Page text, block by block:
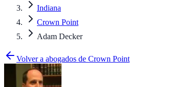
Indiana
Crown Point
Adam Decker
Volver a abogados de Crown Point